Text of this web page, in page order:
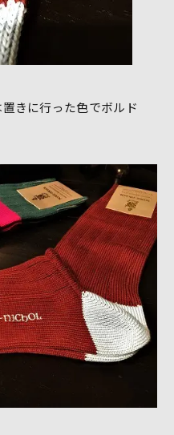
きに行った色でボルド